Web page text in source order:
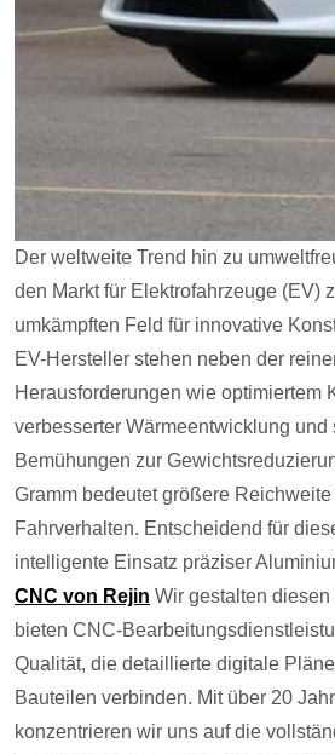
Der weltweite Trend hin zu
den Markt für Elektrofahrzeuge (EV)
umkämpften Feld für innovative
EV-Hersteller stehen neben der
Herausforderungen wie optimiertem
verbesserter Wärmeentwicklung und
Bemühungen zur
Gramm bedeutet größere
Fahrverhalten. Entscheidend für
intelligente Einsatz präziser
CNC von Rejin Wir gestalten
bieten CNC-
Qualität, die detaillierte digitale
Bauteilen verbinden. Mit über 20
konzentrieren wir uns auf die